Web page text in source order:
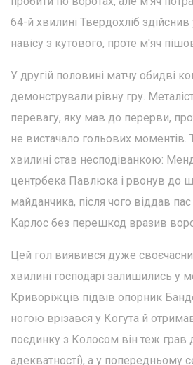
64-й хвилині Твердохліб
навісу з кутового, проте м'яч
У другій половині матчу обидві
демонстрували рівну гру.
перевагу, яку мав до перерви,
не вистачало гольових моментів.
хвилині став несподіванкою:
центрбека Павлюка і рвонув до
майданчика, після чого віддав
Карлос без перешкод вразив
Цей гол виявився дуже
хвилині господарі залишились у
Криворіжців підвів опорник
ногою врізався у Когута й
поєдинку з Колосом він теж грав
адекватності), а у попередньому